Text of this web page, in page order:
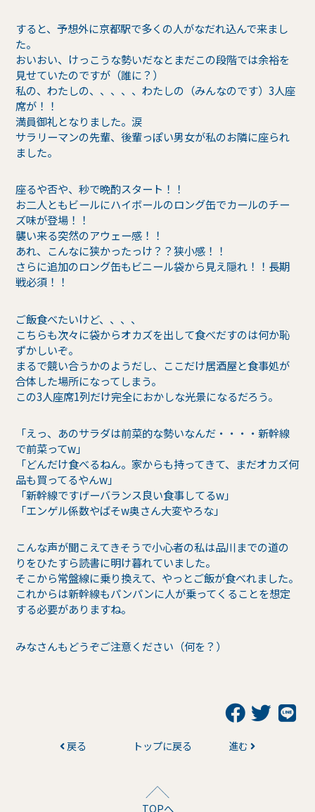
すると、予想外に京都駅で多くの人がなだれ込んで来まし
た。
おいおい、けっこうな勢いだなとまだこの段階では余裕を
見せていたのですが（誰に？）
私の、わたしの、、、、、わたしの（みんなのです）3人座
席が！！
満員御礼となりました。涙
サラリーマンの先輩、後輩っぽい男女が私のお隣に座られ
ました。
座るや否や、秒で晩酌スタート！！
お二人ともビールにハイボールのロング缶でカールのチー
ズ味が登場！！
襲い来る突然のアウェー感！！
あれ、こんなに狭かったっけ？？狭小感！！
さらに追加のロング缶もビニール袋から見え隠れ！！長期
戦必須！！
ご飯食べたいけど、、、、
こちらも次々に袋からオカズを出して食べだすのは何か恥
ずかしいぞ。
まるで競い合うかのようだし、ここだけ居酒屋と食事処が
合体した場所になってしまう。
この3人座席1列だけ完全におかしな光景になるだろう。
「えっ、あのサラダは前菜的な勢いなんだ・・・・新幹線
で前菜ってw」
「どんだけ食べるねん。家からも持ってきて、まだオカズ何
品も買ってるやんw」
「新幹線ですげーバランス良い食事してるw」
「エンゲル係数やばそw奥さん大変やろな」
こんな声が聞こえてきそうで小心者の私は品川までの道の
りをひたすら読書に明け暮れていました。
そこから常盤線に乗り換えて、やっとご飯が食べれました。
これからは新幹線もパンパンに人が乗ってくることを想定
する必要がありますね。
みなさんもどうぞご注意ください（何を？）
戻る トップに戻る 進む
TOPへ